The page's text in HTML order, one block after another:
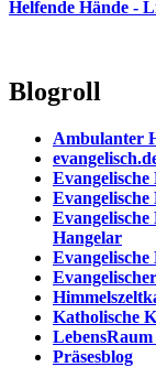
Helfende Hände -
Blogroll
Ambulanter
Hangelar
Katholische
Präsesblog